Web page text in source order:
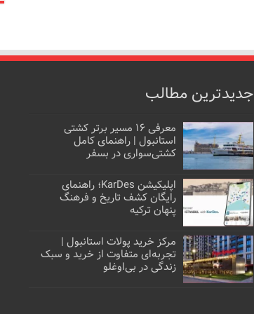
جدیدترین مطالب
معرفی ۱۶ مسیر برتر کشتی
استانبول | راهنمای کامل
کشتی‌سواری در بسفر
اپلیکیشن KarDes؛ راهنمای
رایگان کشف تاریخ و فرهنگ
پنهان ترکیه
مرکز خرید پولات استانبول |
تجربه‌ای متفاوت از خرید و سبک
زندگی در بی‌اوغلو